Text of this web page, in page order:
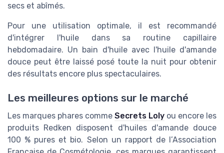
secs et abîmés.
Pour une utilisation optimale, il est recommandé
d'intégrer l'huile dans sa routine capillaire
hebdomadaire. Un bain d'huile avec l'huile d'amande
douce peut être laissé posé toute la nuit pour obtenir
des résultats encore plus spectaculaires.
Les meilleures options sur le marché
Les marques phares comme Secrets Loly ou encore les
produits Redken disposent d'huiles d'amande douce
100 % pures et bio. Selon un rapport de l’Association